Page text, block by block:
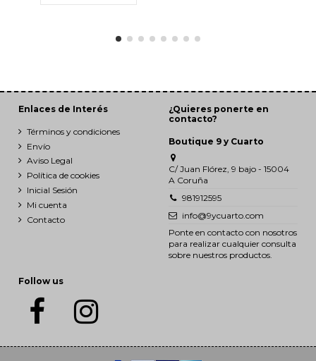
Enlaces de Interés
Términos y condiciones
Envío
Aviso Legal
Política de cookies
Inicial Sesión
Mi cuenta
Contacto
¿Quieres ponerte en
contacto?
Boutique 9 y Cuarto
C/ Juan Flórez, 9 bajo - 15004
A Coruña
981912595
info@9ycuarto.com
Ponte en contacto con nosotros
para realizar cualquier consulta
sobre nuestros productos.
Follow us